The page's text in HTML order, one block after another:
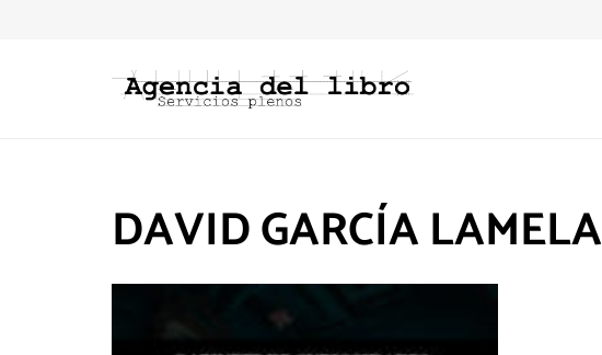
DAVID GARCÍA LAMELA